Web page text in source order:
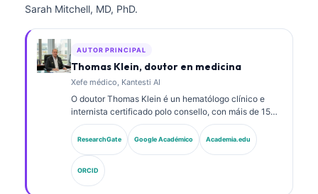
Sarah Mitchell, MD, PhD.
AUTOR PRINCIPAL
Thomas Klein, doutor en medicina
Xefe médico, Kantesti AI
O doutor Thomas Klein é un hematólogo clínico e
internista certificado polo consello, con máis de 15
anos de experiencia en medicina de laboratorio e
análise clínica asistida por IA. Como director médico
en Kantesti AI, proporciona supervisión clínica sobre
a exactitude médica da rede neuronal propietaria. O
doutor Klein publicou extensamente sobre a
interpretación de biomarcadores e diagnósticos de
ResearchGate Google Académico Academia.edu
ORCID